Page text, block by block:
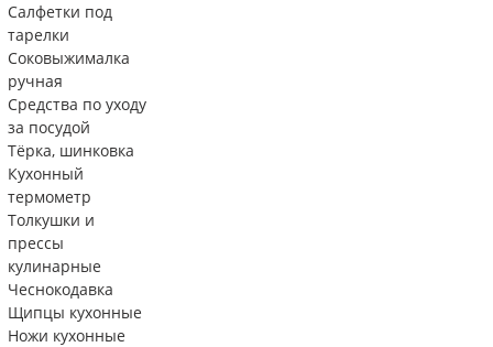
Салфетки под
тарелки
Соковыжималка
ручная
Средства по уходу
за посудой
Тëрка, шинковка
Кухонный
термометр
Толкушки и
прессы
кулинарные
Чеснокодавка
Щипцы кухонные
Ножи кухонные